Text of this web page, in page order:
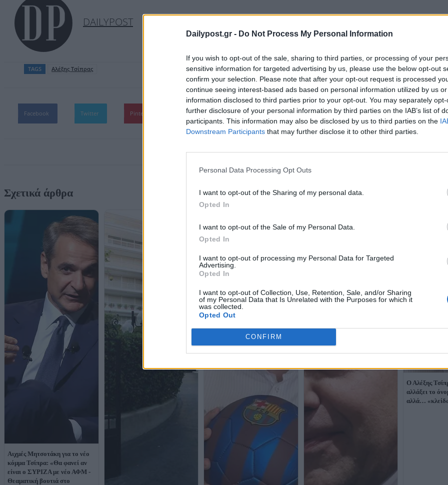
Dailypost.gr - Do Not Process My Personal Information
If you wish to opt-out of the sale, sharing to third parties, or processing of your
sensitive information for targeted advertising by us, please use the below opt-out
confirm your selection. Please note that after your opt-out request is processed
continue seeing interest-based ads based on personal information utilized by us
information disclosed to third parties prior to your opt-out. You may separately
further disclosure of your personal information by third parties on the IAB’s list of
participants. This information may also be disclosed by us to third parties on the
Downstream Participants that may further disclose it to other third parties.
Personal Data Processing Opt Outs
I want to opt-out of the Sharing of my personal data.
Opted In
I want to opt-out of the Sale of my Personal Data.
Opted In
I want to opt-out of processing my Personal Data for Targeted
Advertising.
Opted In
I want to opt-out of Collection, Use, Retention, Sale, and/or Sharing
of my Personal Data that Is Unrelated with the Purposes for which it
was collected.
Opted Out
CONFIRM
DAILYPOST
TAGS Aλέξης Τσίπρας
Facebook Twitter Pinterest WhatsApp
Σχετικά άρθρα
Αιχμές Μητσοτάκη για το νέο
κόμμα Τσίπρα: «Θα φανεί αν
είναι ο ΣΥΡΙΖΑ με νέο ΑΦΜ -
Θεαματική βουτιά στο
Ο Αλέξης
αλλάξει το
αλλά…